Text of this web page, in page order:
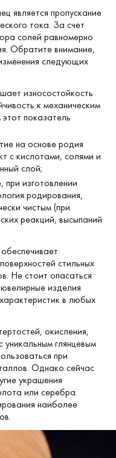
является пропускание
тока. За счет
солей равномерно
Обратите внимание,
следующих
износостойкость
к механическим
показатель
на основе родия
с кислотами, солями и
слой;
при изготовлении
родирования,
чистым (при
реакций, высыпаний
стильных
Не стоит опасаться
изделия
в любых
окисления,
глянцевым
при
Однако сейчас
украшения
или серебра.
наиболее